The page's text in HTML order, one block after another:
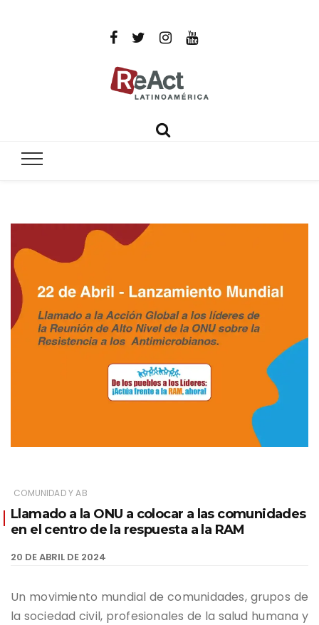
Por un mundo libre de infecciones intratables
COMUNIDAD Y AB
Llamado a la ONU a colocar a las comunidades
en el centro de la respuesta a la RAM
20 DE ABRIL DE 2024
Un movimiento mundial de comunidades, grupos de
la sociedad civil, profesionales de la salud humana y